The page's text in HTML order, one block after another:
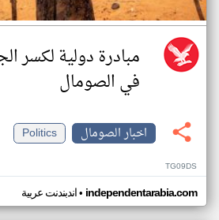
مبادرة دولية لكسر
في الصومال
اخبار الصومال
Politics
TG09DS
اندبندنت عربية• independentarabia.com